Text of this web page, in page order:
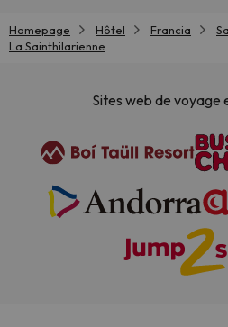
Homepage Hôtel Francia
La Sainthilarienne
Sites web de voyage